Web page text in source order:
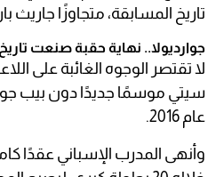
تاريخ المسابقة، متجاوزًا جاريث
جوارديولا.. نهاية حقبة صنعت
لا تقتصر الوجوه الغائبة على
سيتي موسمًا جديدًا دون بيب
عام 2016.
وأنهى المدرب الإسباني عقدًا